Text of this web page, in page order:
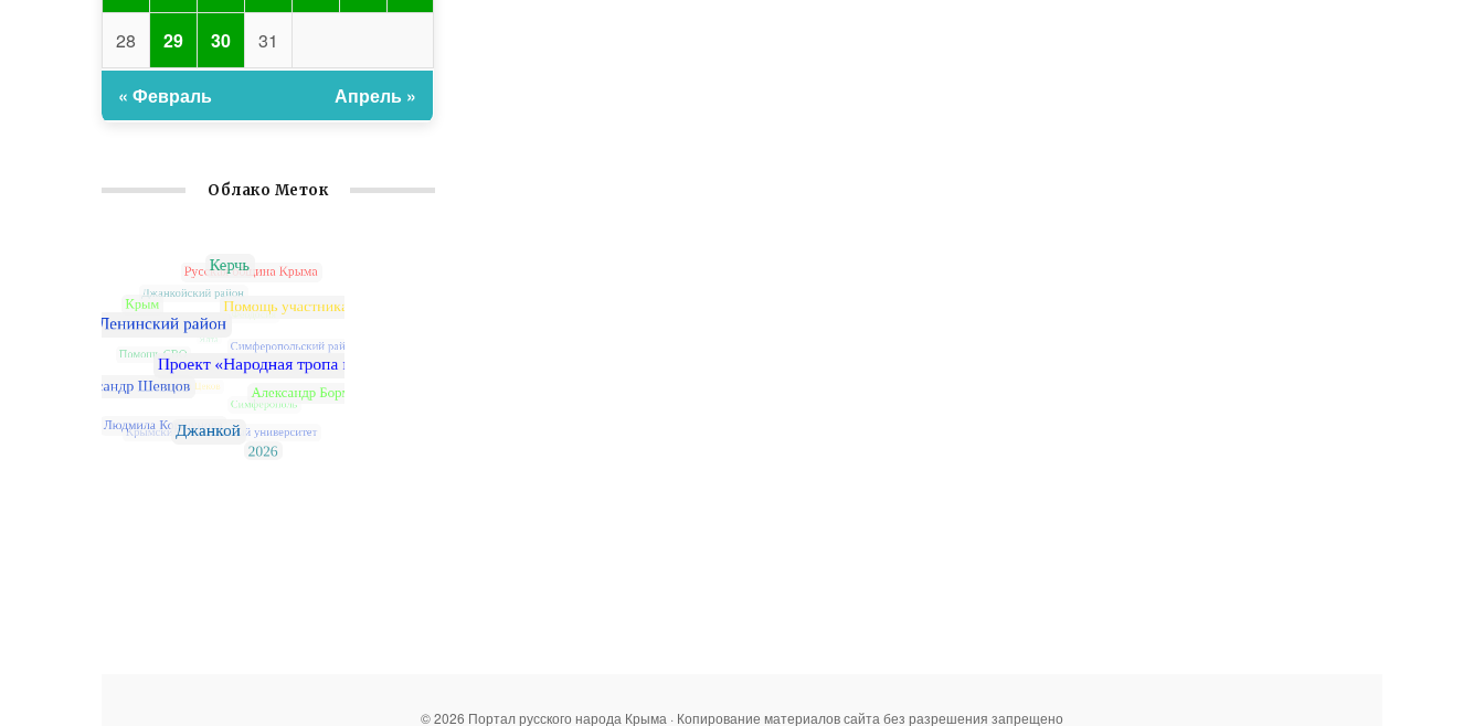
28 29 30 31
« Февраль Апрель »
Облако Меток
© 2026 Портал русского народа Крыма · Копирование материалов сайта без разрешения запрещено